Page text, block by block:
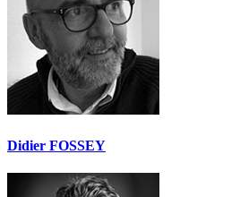
Didier FOSSEY